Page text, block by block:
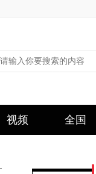
视频 全国